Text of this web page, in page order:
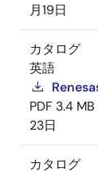
月19日
カタログ
英語
PDF 3.4 MB
23日
カタログ